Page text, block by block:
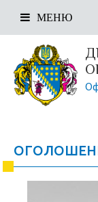
МЕНЮ